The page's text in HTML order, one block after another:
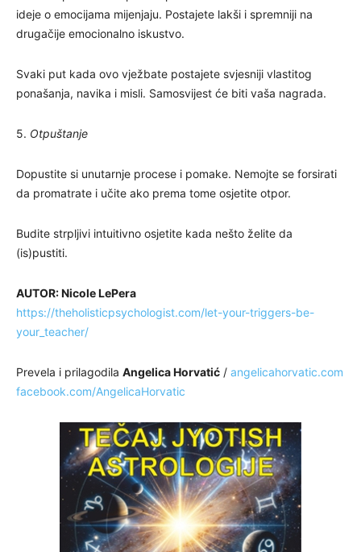
ideje o emocijama mijenjaju. Postajete lakši i spremniji na
drugačije emocionalno iskustvo.
Svaki put kada ovo vježbate postajete svjesniji vlastitog
ponašanja, navika i misli. Samosvijest će biti vaša nagrada.
5. Otpuštanje
Dopustite si unutarnje procese i pomake. Nemojte se forsirati
da promatrate i učite ako prema tome osjetite otpor.
Budite strpljivi intuitivno osjetite kada nešto želite da
(is)pustiti.
AUTOR: Nicole LePera
https://theholisticpsychologist.com/let-your-triggers-be-
your_teacher/
Prevela i prilagodila Angelica Horvatić / angelicahorvatic.com
facebook.com/AngelicaHorvatic